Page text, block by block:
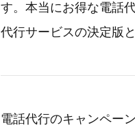
す。本当にお得な電話
代行サービスの決定版
電話代行のキャンペー